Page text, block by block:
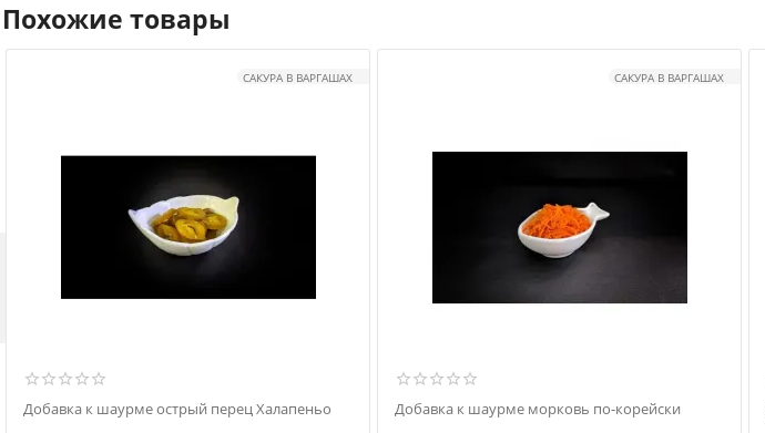
Похожие товары
САКУРА В ВАРГАШАХ
Добавка к шаурме острый перец Халапеньо
САКУРА В ВАРГАШАХ
Добавка к шаурме морковь по-корейски